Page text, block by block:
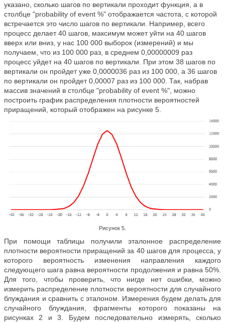
указано, сколько шагов по вертикали проходит функция, а в
столбце "probability of event %" отображается частота, с которой
встречается это число шагов по вертикали. Например, всего
процесс делает 40 шагов, максимум может уйти на 40 шагов
вверх или вниз, у нас 100 000 выборок (измерений) и мы
получаем, что из 100 000 раз, в среднем 0,00000009 раз
процесс уйдет на 40 шагов по вертикали. При этом 38 шагов по
вертикали он пройдет уже 0,0000036 раз из 100 000, а 36 шагов
по вертикали он пройдет 0,00007 раз из 100 000. Так, набрав
массив значений в столбце "probability of event %", можно
построить график распределения плотности вероятностей
приращений, который отображен на рисунке 5.
Рисунок 5.
При помощи таблицы получили эталонное распределение
плотности вероятности приращений за 40 шагов для процесса, у
которого вероятность изменения направления каждого
следующего шага равна вероятности продолжения и равна 50%.
Для того, чтобы проверить, что нигде нет ошибки, можно
измерить распределение плотности вероятности для случайного
блуждания и сравнить с эталоном. Измерения будем делать для
случайного блуждания, фрагменты которого показаны на
рисунках 2 и 3. Будем последовательно измерять, сколько